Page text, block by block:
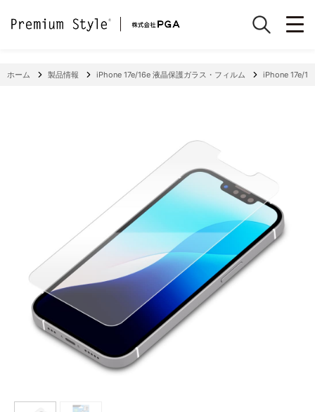
ホーム 製品情報 iPhone 17e/16e 液晶保護ガラス・フィルム iPhone 17e/